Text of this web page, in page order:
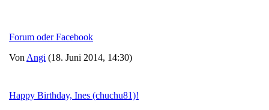
Forum oder Facebook
Von Angi (18. Juni 2014, 14:30)
Happy Birthday, Ines (chuchu81)!